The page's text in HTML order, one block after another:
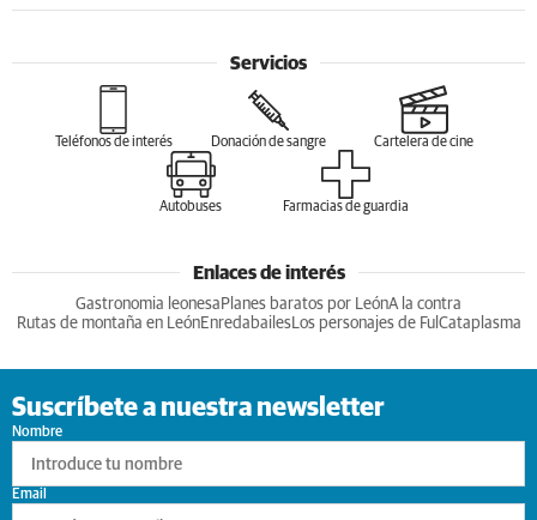
Servicios
Teléfonos de interés Donación de sangre Cartelera de cine
Autobuses Farmacias de guardia
Enlaces de interés
Gastronomia leonesa Planes baratos por LeónA la contra
Rutas de montaña en LeónEnredabailesLos personajes de Ful Cataplasma
Suscríbete a nuestra newsletter
Nombre
Email